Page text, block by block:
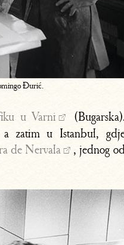
Đurić.
u Varni
a zatim u Istanbul,
de Nervala
, jednog od